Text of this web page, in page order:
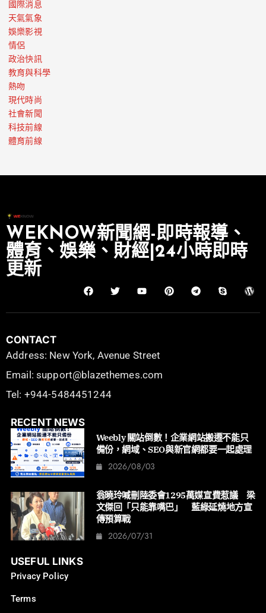
國際消息
天氣氣象
娛樂影視
情侶
政治快訊
教育與科學
熱吻
現代時尚
社會新聞
科技前線
體育前線
WEKNOW新聞網-即時報導、
體育、娛樂、財經|24小時即時
更新
CONTACT
Address: New York, Avenue Street
Email: support@blazethemes.com
Tel: +944-5484451244
RECENT NEWS
Weebly 關站倒數！企業網站搬遷不能只
備份，網域、SEO與新官網都要一起處理
2026/08/03
翁曉玲喊刪陸委會1295萬媒宣費惹議 梁
文傑回「只能靠嘴巴」 藍綠延燒地方宣
傳預算戰
2026/07/31
USEFUL LINKS
Privacy Policy
Terms